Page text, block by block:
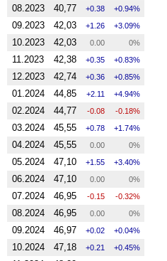
08.2023 40,77 0.38 0.94%
09.2023 42,03 1.26 3.09%
10.2023 42,03 0.00 0%
11.2023 42,38 0.35 0.83%
12.2023 42,74 0.36 0.85%
01.2024 44,85 2.11 4.94%
02.2024 44,77 -0.08 -0.18%
03.2024 45,55 0.78 1.74%
04.2024 45,55 0.00 0%
05.2024 47,10 1.55 3.40%
06.2024 47,10 0.00 0%
07.2024 46,95 -0.15 -0.32%
08.2024 46,95 0.00 0%
09.2024 46,97 0.02 0.04%
10.2024 47,18 0.21 0.45%